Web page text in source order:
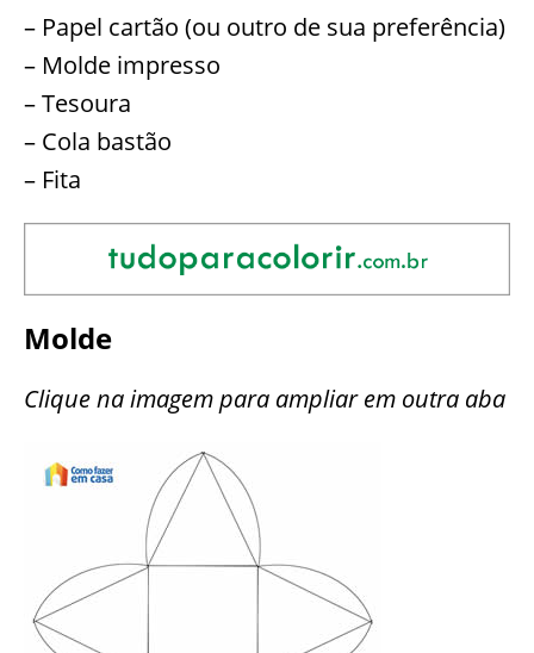
– Papel cartão (ou outro de sua preferência)
– Molde impresso
– Tesoura
– Cola bastão
– Fita
Molde
Clique na imagem para ampliar em outra aba